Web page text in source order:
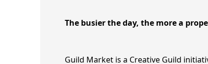
The busier the day, the more a
Guild Market is a Creative Guild